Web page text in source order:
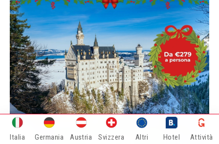
Italia Germania Austria Svizzera Altri Hotel Attività